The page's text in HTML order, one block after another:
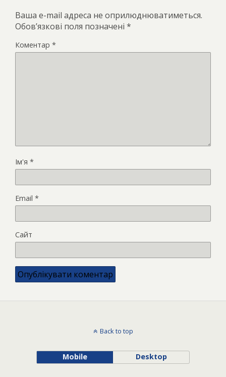
Ваша e-mail адреса не оприлюднюватиметься.
Обов’язкові поля позначені *
Коментар *
Ім'я *
Email *
Сайт
Back to top
Mobile Desktop